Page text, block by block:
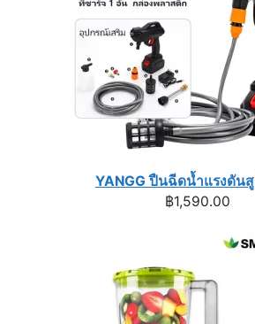
YANGG ปืนฉีดน้ำแรงดันสู
฿1,590.00